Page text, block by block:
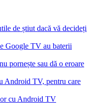
de știut dacă vă decideți
Google TV au baterii
pornește sau dă o eroare
Android TV, pentru care
cu Android TV